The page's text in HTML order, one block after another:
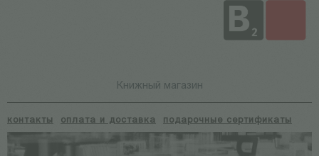
Книжный магазин
контакты оплата и доставка подарочные сертификаты